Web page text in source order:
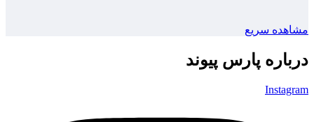
مشاهده سریع
درباره پارس پیوند
Instagram